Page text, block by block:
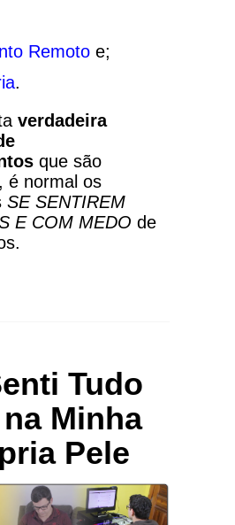
Remoto e;
.
verdadeira
que são
é normal os
SE SENTIREM
E COM MEDO de
Tudo
Minha
Pele